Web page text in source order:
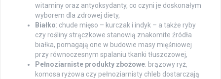
witaminy oraz antyoksydanty, co czyni je doskonałym
wyborem dla zdrowej diety,
Białko: chude mięso – kurczak i indyk – a także ryby
czy rośliny strączkowe stanowią znakomite źródła
białka, pomagają one w budowie masy mięśniowej
przy równoczesnym spalaniu tkanki tłuszczowej,
Pełnoziarniste produkty zbożowe: brązowy ryż,
komosa ryżowa czy pełnoziarnisty chleb dostarczają